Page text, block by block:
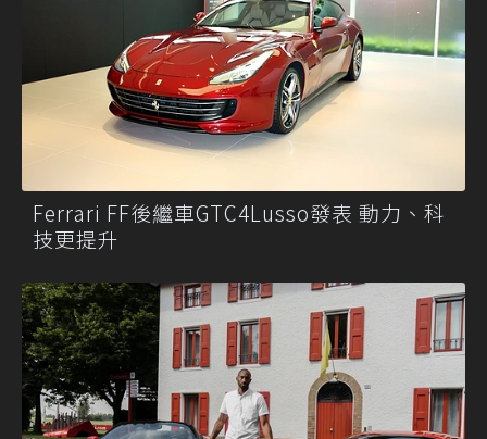
Ferrari FF後繼車GTC4Lusso發表 動力、科
技更提升